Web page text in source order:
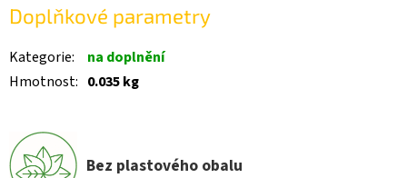
Doplňkové parametry
Kategorie:
na doplnění
Hmotnost: 0.035 kg
Bez plastového obalu